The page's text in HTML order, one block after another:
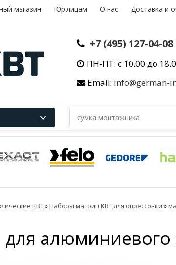
магазин Юр.лицам О нас Доставка и
+7 (495) 127-04-08
ПН-ПТ: с 10.00 до
Email: info@german-
КВТ»Наборы матриц КВТ для опрессовки »
алюминиевого